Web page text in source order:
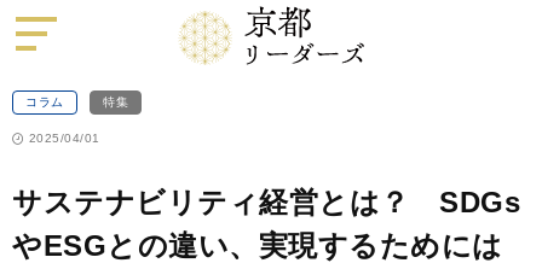
コラム 特集
2025/04/01
サステナビリティ経営とは？ SDGs
やESGとの違い、実現するためには